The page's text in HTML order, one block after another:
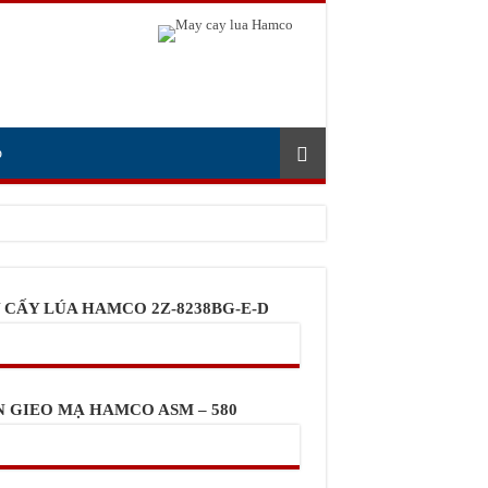
LÚA HAMCO 2Z-8238BG-E-D
GIEO MẠ HAMCO ASM – 580